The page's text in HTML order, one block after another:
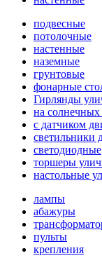
подвесные
потолочные
настенные
наземные
грунтовые
фонарные
Гирлянды
на солнечных
с датчиком
светильники
светодиодные
торшеры
настольные
лампы
абажуры
пульты
крепления